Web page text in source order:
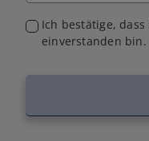
Ich bestätige,
einverstanden bin.